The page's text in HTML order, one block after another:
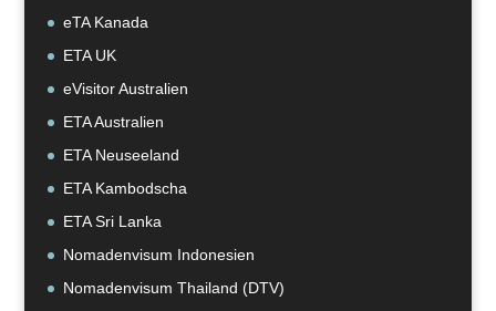
eTA Kanada
ETA UK
eVisitor Australien
ETA Australien
ETA Neuseeland
ETA Kambodscha
ETA Sri Lanka
Nomadenvisum Indonesien
Nomadenvisum Thailand (DTV)